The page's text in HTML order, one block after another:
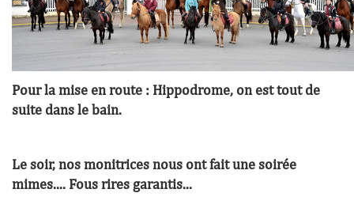
Pour la mise en route : Hippodrome, on est tout de
suite dans le bain.
Le soir, nos monitrices nous ont fait une soirée
mimes.... Fous rires garantis...